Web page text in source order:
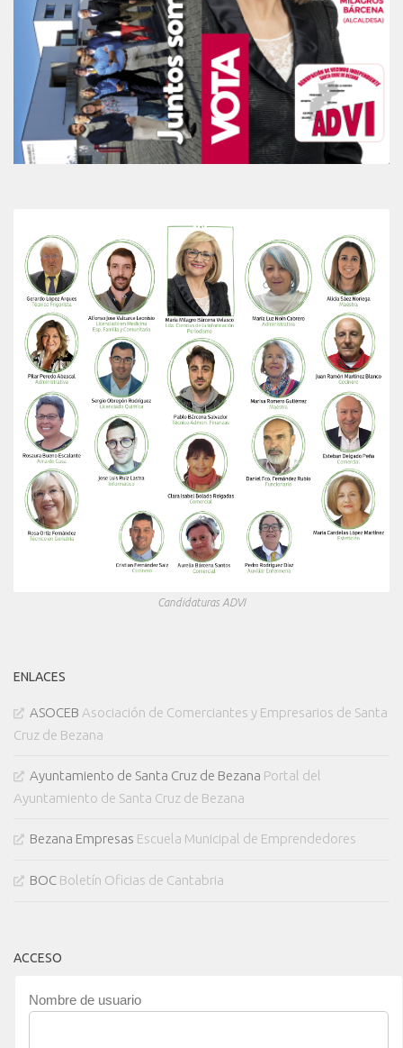
Candidaturas ADVI
ENLACES
ASOCEB Asociación de Comerciantes y Empresarios de Santa
Cruz de Bezana
Ayuntamiento de Santa Cruz de Bezana Portal del
Ayuntamiento de Santa Cruz de Bezana
Bezana Empresas Escuela Municipal de Emprendedores
BOC Boletín Oficias de Cantabria
ACCESO
Nombre de usuario